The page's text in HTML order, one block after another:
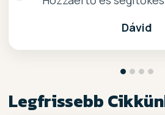
Dávid
Legfrissebb